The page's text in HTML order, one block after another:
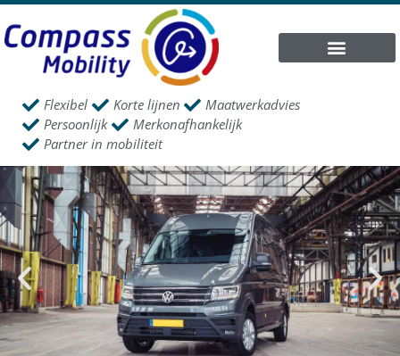
Flexibel Korte lijnen
Maatwerkadvies
Persoonlijk
Merkonafhankelijk
Partner in mobiliteit